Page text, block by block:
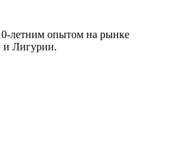
летним опытом на рынке
и Лигурии.